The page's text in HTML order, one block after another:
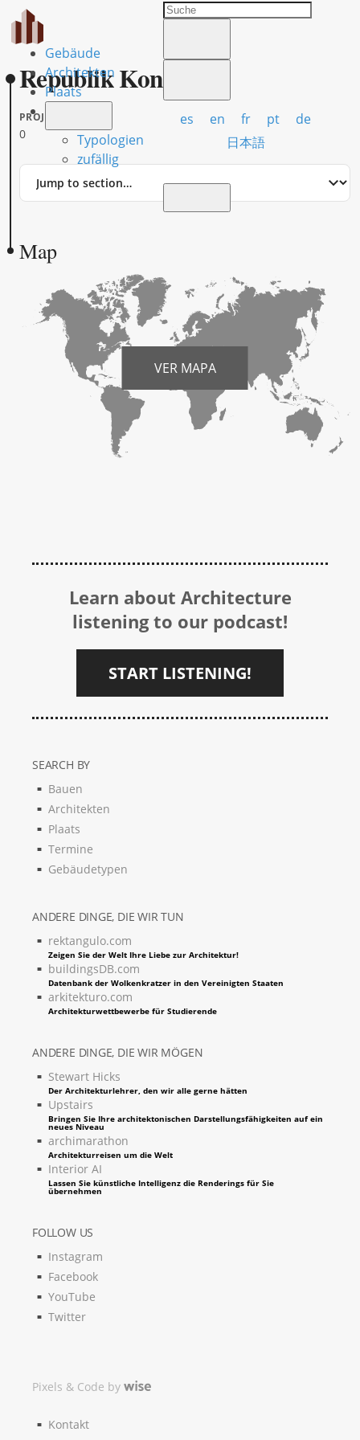
Gebäude
Architekten
Plaats
Typologien
zufällig
es en fr pt
de
日本語
Republik Kongo
PROJECTS
0
Jump
Map
VER MAPA
Learn about Architecture
listening to our podcast!
START LISTENING!
SEARCH BY
Bauen
Architekten
Plaats
Termine
Gebäudetypen
ANDERE DINGE, DIE WIR TUN
rektangulo.com
Zeigen Sie der Welt Ihre Liebe zur Architektur!
buildingsDB.com
Datenbank der Wolkenkratzer in den Vereinigten Staaten
arkitekturo.com
Architekturwettbewerbe für Studierende
ANDERE DINGE, DIE WIR MÖGEN
Stewart Hicks
Der Architekturlehrer, den wir alle gerne hätten
Upstairs
Bringen Sie Ihre architektonischen Darstellungsfähigkeiten auf ein
neues Niveau
archimarathon
Architekturreisen um die Welt
Interior AI
Lassen Sie künstliche Intelligenz die Renderings für Sie
übernehmen
FOLLOW US
Instagram
Facebook
YouTube
Twitter
Pixels & Code by
Kontakt